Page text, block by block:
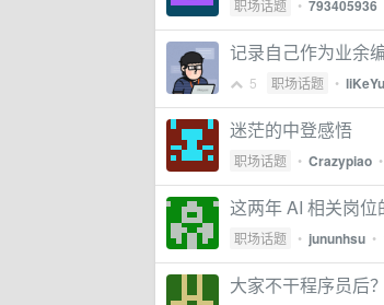
职场话题 • 793405936
记录自己作为业余
5 职场话题 •
迷茫的中登感悟
职场话题 • Crazypiao •
这两年 AI 相关岗
职场话题 • jununhsu •
大家不干程序员后